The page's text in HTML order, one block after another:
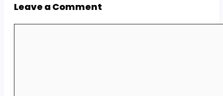
Leave a Comment